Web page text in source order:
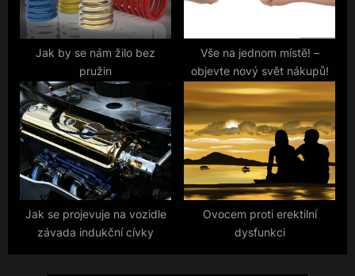
Jak by se nám žilo bez
pružin
Vše na jednom místě! –
objevte nový svět nákupů!
Jak se projevuje na vozidle
závada indukční cívky
Ovocem proti erektilní
dysfunkci